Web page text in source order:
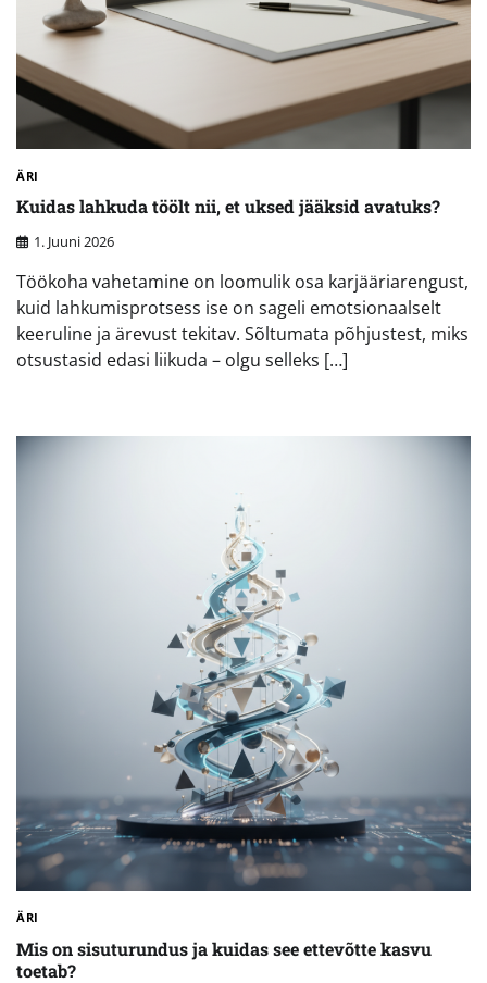
ÄRI
Kuidas lahkuda töölt nii, et uksed jääksid avatuks?
1. Juuni 2026
Töökoha vahetamine on loomulik osa karjääriarengust,
kuid lahkumisprotsess ise on sageli emotsionaalselt
keeruline ja ärevust tekitav. Sõltumata põhjustest, miks
otsustasid edasi liikuda – olgu selleks […]
ÄRI
Mis on sisuturundus ja kuidas see ettevõtte kasvu
toetab?